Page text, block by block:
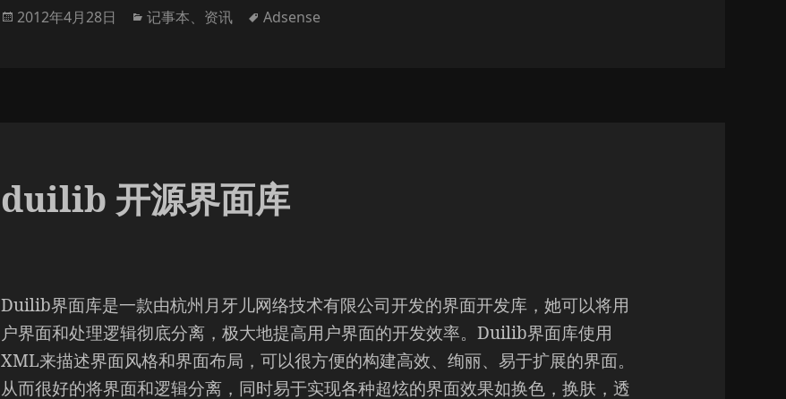
发
2012年4月28日
分
记事本、 资讯
标
Adsense
duilib 开源界面库
Duilib界面库是一款由杭州月牙儿网络技术有限公司开发的界面开发库，她可以将用
户界面和处理逻辑彻底分离，极大地提高用户界面的开发效率。Duilib界面库使用
XML来描述界面风格和界面布局，可以很方便的构建高效、绚丽、易于扩展的界面。
从而很好的将界面和逻辑分离，同时易于实现各种超炫的界面效果如换色，换肤，透